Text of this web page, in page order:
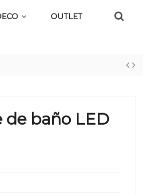
OUTLET
baño LED